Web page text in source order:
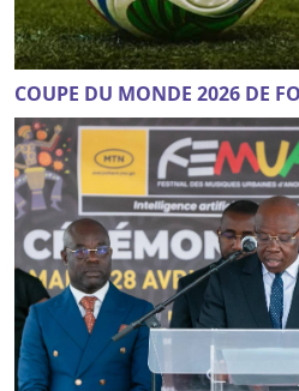
COUPE DU MONDE 2026 DE